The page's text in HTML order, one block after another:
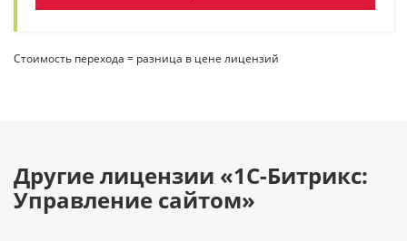
Стоимость перехода = разница в цене лицензий
Другие лицензии «1С-Битрикс:
Управление сайтом»